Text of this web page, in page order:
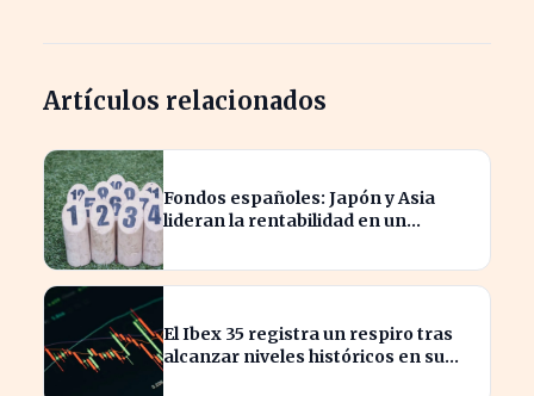
Artículos relacionados
Fondos españoles: Japón y Asia
lideran la rentabilidad en un
El Ibex 35 registra un respiro tras
alcanzar niveles históricos en su